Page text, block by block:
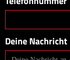
Deine Nachricht